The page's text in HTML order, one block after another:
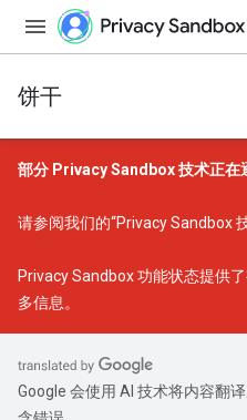
饼干
部分 Privacy Sandbox 技术正在
请参阅我们的“Privacy Sandbox
Privacy Sandbox 功能状态提供
多信息。
Google 会使用 AI 技术将内容翻